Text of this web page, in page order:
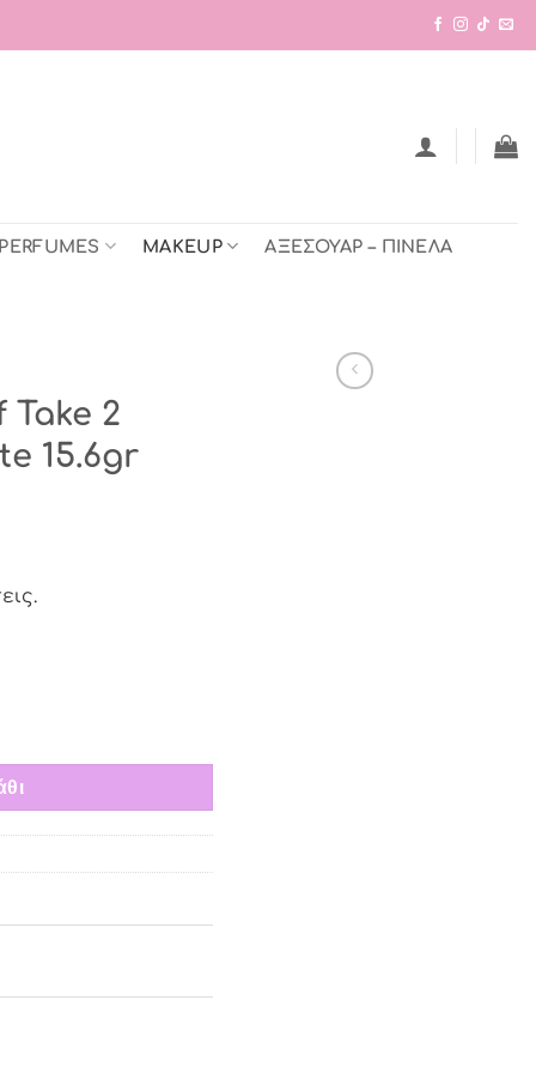
MAKEUP ΑΞΕΣΟΥΑΡ – ΠΙΝΕΛΑ
2
15.6gr